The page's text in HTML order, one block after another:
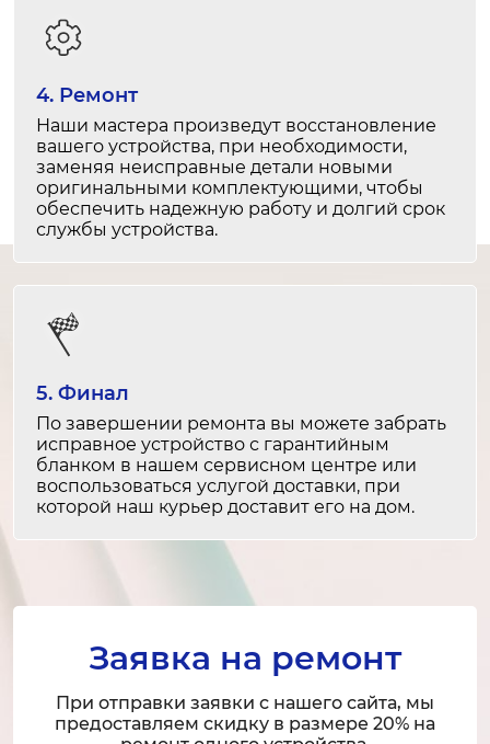
разморозки
2-3 часа
Ремонт системы автоматической
разморозки
1-2 часа
от 1 500 ₽
Замена вентилятора
от 2 000 ₽
1-2 часа
от 1 200 ₽
Замена уплотнителя дверцы
Ремонт уплотнителя дверцы
от 800 ₽
Замена платы управления
4. Ремонт
Наши мастера произведут восстановление
вашего устройства, при необходимости,
заменяя неисправные детали новыми
оригинальными комплектующими, чтобы
обеспечить надежную работу и долгий срок
службы устройства.
5. Финал
По завершении ремонта вы можете забрать
исправное устройство с гарантийным
бланком в нашем сервисном центре или
воспользоваться услугой доставки, при
которой наш курьер доставит его на дом.
Заявка на ремонт
При отправки заявки с нашего сайта, мы
предоставляем скидку в размере 20% на